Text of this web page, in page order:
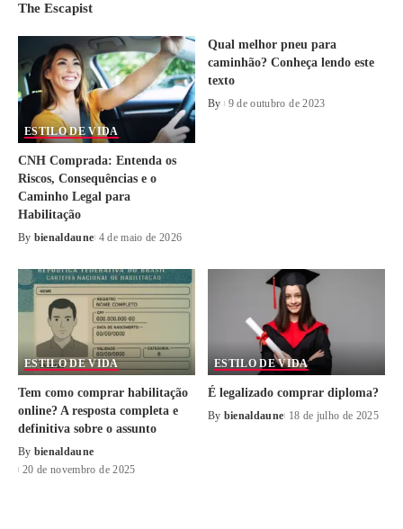
The Escapist
ESTILO DE VIDA
CNH Comprada: Entenda os
Riscos, Consequências e o
Caminho Legal para
Habilitação
By bienaldaune 4 de maio de 2026
Qual melhor pneu para
caminhão? Conheça lendo este
texto
By 9 de outubro de 2023
ESTILO DE VIDA
Tem como comprar habilitação
online? A resposta completa e
definitiva sobre o assunto
By bienaldaune
20 de novembro de 2025
ESTILO DE VIDA
É legalizado comprar diploma?
By bienaldaune 18 de julho de 2025